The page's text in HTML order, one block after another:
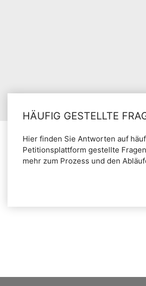
HÄUFIG GESTELLTE
Hier finden Sie Antworten auf
Petitionsplattform gestellte
mehr zum Prozess und den